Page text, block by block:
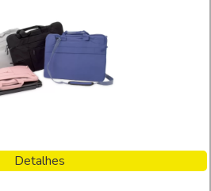
Detalhes